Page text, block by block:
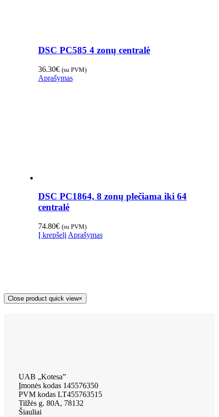
DSC PC585 4 zonų centralė
36.30€ (su PVM)
Aprašymas
DSC PC1864, 8 zonų plečiama iki 64
centralė
74.80€ (su PVM)
Į krepšelį Aprašymas
Close product quick view×
UAB „Kotesa”
Įmonės kodas 145576350
PVM kodas LT455763515
Tilžės g. 80A, 78132
Šiauliai